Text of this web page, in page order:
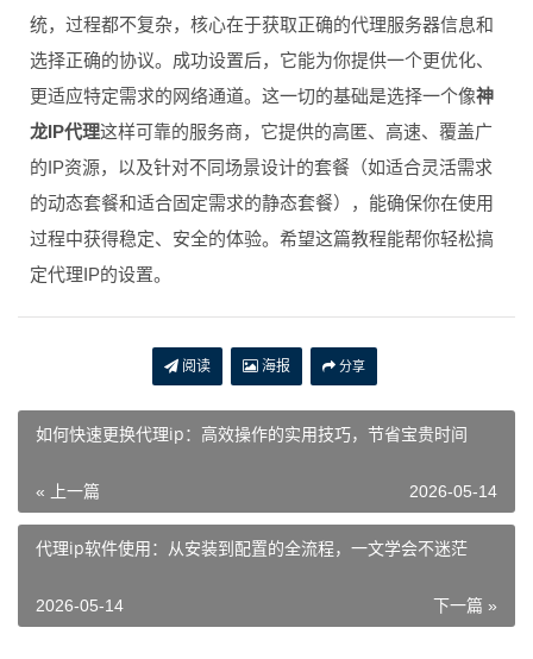
统，过程都不复杂，核心在于获取正确的代理服务器信息和
选择正确的协议。成功设置后，它能为你提供一个更优化、
更适应特定需求的网络通道。这一切的基础是选择一个像神
龙IP代理这样可靠的服务商，它提供的高匿、高速、覆盖广
的IP资源，以及针对不同场景设计的套餐（如适合灵活需求
的动态套餐和适合固定需求的静态套餐），能确保你在使用
过程中获得稳定、安全的体验。希望这篇教程能帮你轻松搞
定代理IP的设置。
阅读 海报 分享
如何快速更换代理ip：高效操作的实用技巧，节省宝贵时间
« 上一篇 2026-05-14
代理ip软件使用：从安装到配置的全流程，一文学会不迷茫
下一篇 »
2026-05-14